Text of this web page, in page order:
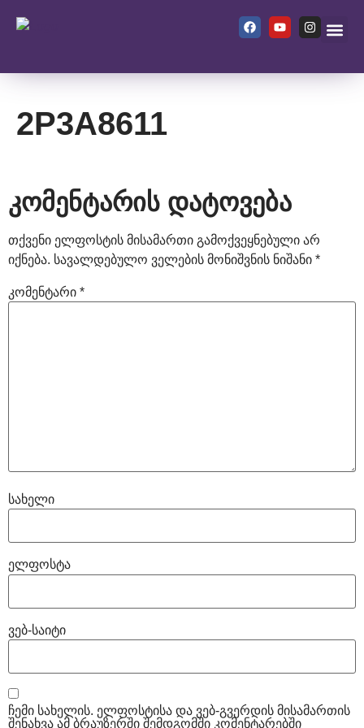
2P3A8611
კომენტარის დატოვება
თქვენი ელფოსტის მისამართი გამოქვეყნებული არ
იქნება. სავალდებულო ველების მონიშვნის ნიშანი *
კომენტარი *
სახელი
ელფოსტა
ვებ-საიტი
ჩემი სახელის. ელფოსტისა და ვებ-გვერდის მისამართის
შენახვა ამ ბრაუზერში შემდგომში კომენტარებში